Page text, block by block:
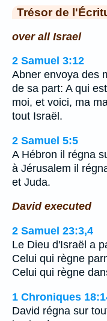
Trésor de
over all Israel
2 Samuel 3:12
Abner envoya des
de sa part: A qui
moi, et voici, ma
tout Israël.
2 Samuel 5:5
A Hébron il régna
à Jérusalem il
et Juda.
David executed
2 Samuel 23:3,4
Le Dieu d'Israël a
Celui qui règne
Celui qui règne
1 Chroniques
David régna sur